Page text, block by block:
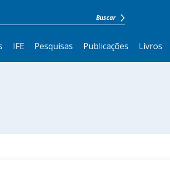
IFE Pesquisas Publicações Livros